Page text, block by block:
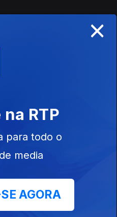
Jolie.
×
RTP
para todo o
media
AGORA